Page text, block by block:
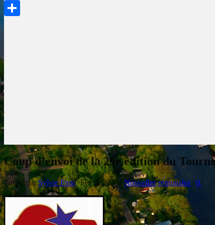
Coup d’envoi de la 29e édition du
Publié parSylvie Pion|Fév 7, 2020 Nouvelles régionales | 0 |
PrintFriendly